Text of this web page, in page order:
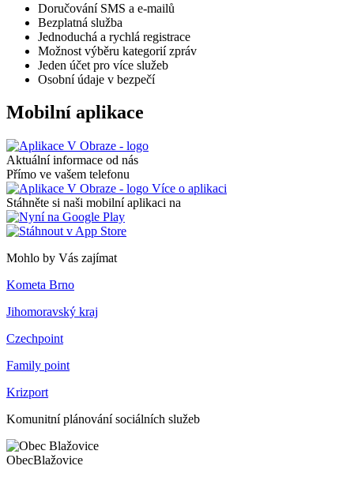
Doručování SMS a e-mailů
Bezplatná služba
Jednoduchá a rychlá registrace
Možnost výběru kategorií zpráv
Jeden účet pro více služeb
Osobní údaje v bezpečí
Mobilní aplikace
Aktuální informace od nás
Přímo ve vašem telefonu
Více o aplikaci
Stáhněte si naši mobilní aplikaci na
Mohlo by Vás zajímat
Kometa Brno
Jihomoravský kraj
Czechpoint
Family point
Krizport
Komunitní plánování sociálních služeb
ObecBlažovice